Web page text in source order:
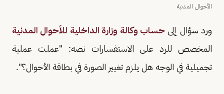
الأحوال المدنية
ورد سؤال إلى حساب وكالة وزارة الداخلية للأحوال المدنية
المخصص للرد على الاستفسارات نصه: "عملت عملية
تجميلية في الوجه هل يلزم تغيير الصورة في بطاقة الأحوال؟".